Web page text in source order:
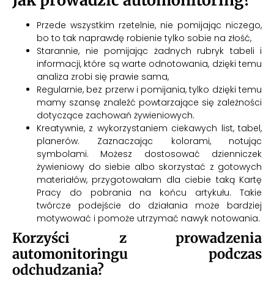
Przede wszystkim rzetelnie, nie pomijając niczego,
bo to tak naprawdę robienie tylko sobie na złość,
Starannie, nie pomijając żadnych rubryk tabeli i
informacji, które są warte odnotowania, dzięki temu
analiza zrobi się prawie sama,
Regularnie, bez przerw i pomijania, tylko dzięki temu
mamy szansę znaleźć powtarzające się zależności
dotyczące zachowań żywieniowych.
Kreatywnie, z wykorzystaniem ciekawych list, tabel,
planerów. Zaznaczając kolorami, notując
symbolami. Możesz dostosować dzienniczek
żywieniowy do siebie albo skorzystać z gotowych
materiałów, przygotowałam dla ciebie taką Kartę
Pracy do pobrania na końcu artykułu. Takie
twórcze podejście do działania może bardziej
motywować i pomoże utrzymać nawyk notowania.
Korzyści z prowadzenia
automonitoringu podczas
odchudzania?